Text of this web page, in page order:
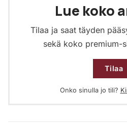
Lue koko
Tilaa ja saat täyden
sekä koko premium-
Tilaa
Onko sinulla jo tili?